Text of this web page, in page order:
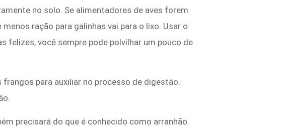
no solo. Se alimentadores de aves forem
ração para galinhas vai para o lixo. Usar o
felizes, você sempre pode polvilhar um pouco de
para auxiliar no processo de digestão.
precisará do que é conhecido como arranhão.